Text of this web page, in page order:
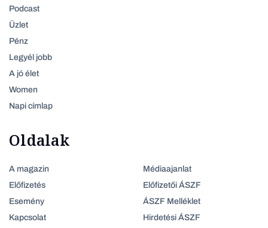
Podcast
Üzlet
Pénz
Legyél jobb
A jó élet
Women
Napi címlap
Oldalak
A magazin
Előfizetés
Esemény
Kapcsolat
Médiaajanlat
Előfizetői ÁSZF
ÁSZF Melléklet
Hirdetési ÁSZF